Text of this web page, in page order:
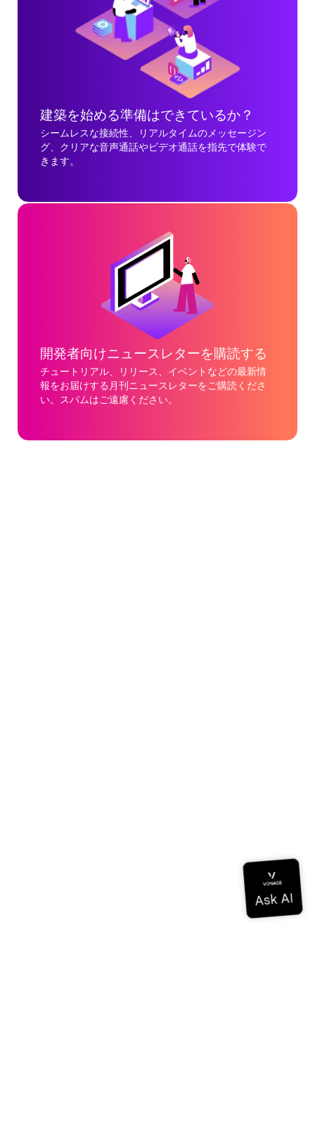
建築を始める準備はできているか？
シームレスな接続性、リアルタイムのメッセージン
グ、クリアな音声通話やビデオ通話を指先で体験で
きます。
開発者向けニュースレターを購読する
チュートリアル、リリース、イベントなどの最新情
報をお届けする月刊ニュースレターをご購読くださ
い。スパムはご遠慮ください。